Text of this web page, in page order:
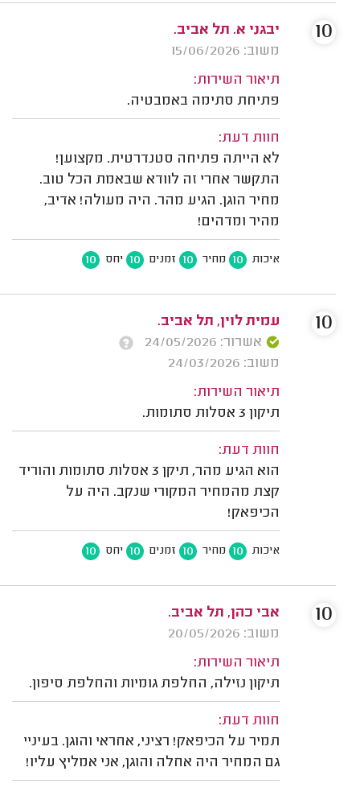
יבגני א. תל אביב.
משוב: 15/06/2026
תיאור השירות:
פתיחת סתימה באמבטיה.
חוות דעת:
לא הייתה פתיחה סטנדרטית. מקצוען!
התקשר אחרי זה לוודא שבאמת הכל טוב.
מחיר הוגן. הגיע מהר. היה מעולה! אדיב,
מהיר ומדהים!
איכות 10 מחיר 10 זמנים 10 יחס 10
10
עמית לוין, תל אביב.
אשרור: 24/05/2026
משוב: 24/03/2026
תיאור השירות:
תיקון 3 אסלות סתומות.
חוות דעת:
הוא הגיע מהר, תיקן 3 אסלות סתומות והוריד
קצת מהמחיר המקורי שנקב. היה על
הכיפאק!
איכות 10 מחיר 10 זמנים 10 יחס 10
10
אבי כהן, תל אביב.
משוב: 20/05/2026
תיאור השירות:
תיקון נזילה, החלפת גומיות והחלפת סיפון.
חוות דעת:
תמיר על הכיפאק! רציני, אחראי והוגן. בעיניי
גם המחיר היה אחלה והוגן, אני אמליץ עליו!
10